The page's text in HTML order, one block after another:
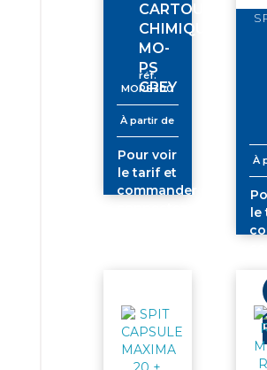
CARTOUCHE
CHIMIQUE
MO-
PS
GREY
réf.
MOPS300
À partir de
Pour voir
le tarif et
commander
À
le